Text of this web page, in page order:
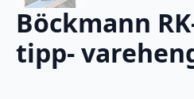
Böckmann
tipp-